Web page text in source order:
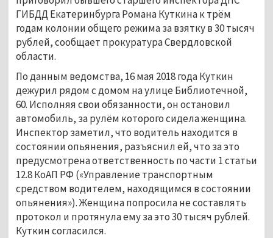
ГИБДД Екатеринбурга Романа Куткина к трём
годам колонии общего режима за взятку в 30 тысяч
рублей, сообщает прокуратура Свердловской
области.
По данным ведомства, 16 мая 2018 года Куткин
дежурил рядом с домом на улице Библиотечной,
60. Исполняя свои обязанности, он остановил
автомобиль, за рулём которого сидела женщина.
Инспектор заметил, что водитель находится в
состоянии опьянения, разъяснил ей, что за это
предусмотрена ответственность по части 1 статьи
12.8 КоАП РФ («Управление транспортным
средством водителем, находящимся в состоянии
опьянения»). Женщина попросила не составлять
протокол и протянула ему за это 30 тысяч рублей.
Куткин согласился.